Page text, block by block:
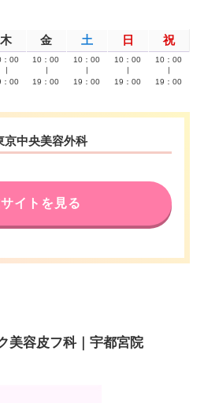
木 金 土 日 祝
：00
：00
10：00
19：00
10：00
19：00
10：00
19：00
10：00
19：00
京中央美容外科
イトを見る
美容皮フ科｜宇都宮院